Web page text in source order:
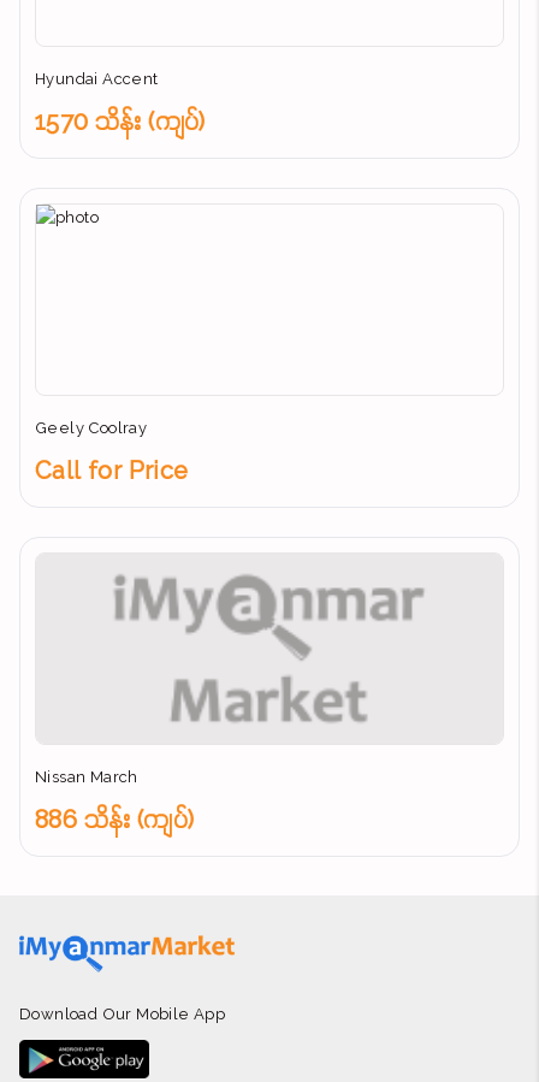
Hyundai Accent
1570 သိန်း (ကျပ်)
Geely Coolray
Call for Price
Nissan March
886 သိန်း (ကျပ်)
Download Our Mobile App